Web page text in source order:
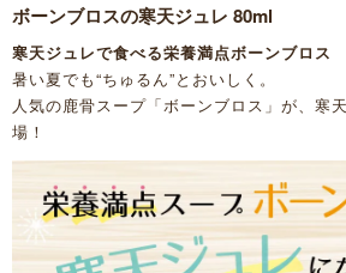
ボーンブロスの寒天ジュレ 80ml
寒天ジュレで食べる栄養満点ボーンブロス
暑い夏でも“ちゅるん”とおいしく。
人気の鹿骨スープ「ボーンブロス」が、寒
場！